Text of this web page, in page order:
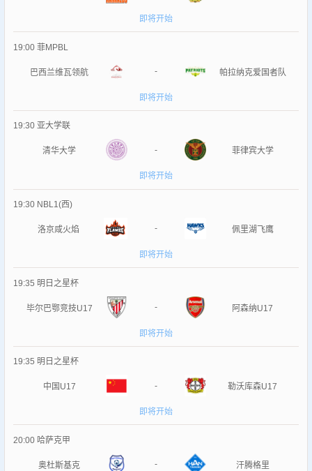
即将开始
19:00 菲MPBL
巴西兰维瓦领航 - 帕拉纳克爱国者队
即将开始
19:30 亚大学联
清华大学 - 菲律宾大学
即将开始
19:30 NBL1(西)
洛京咸火焰 - 佩里湖飞鹰
即将开始
19:35 明日之星杯
毕尔巴鄂竞技U17 - 阿森纳U17
即将开始
19:35 明日之星杯
中国U17 - 勒沃库森U17
即将开始
20:00 哈萨克甲
奥杜斯基克 - 汗腾格里